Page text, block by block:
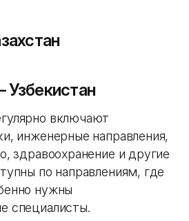
включают
инженерные направления,
здравоохранение и другие
по направлениям, где
нужны
специалисты.